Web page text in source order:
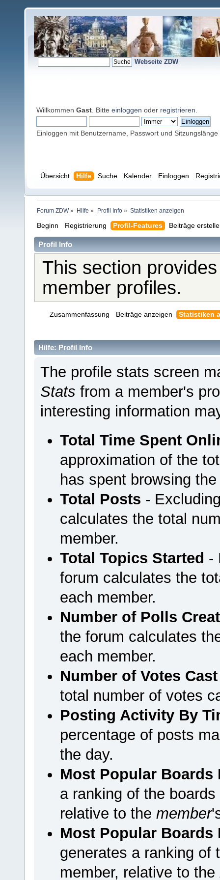
Webseite ZDW
Willkommen Gast . Bitte einloggen oder registrieren
Einloggen mit Benutzername, Passwort und Sitzungslänge
Übersicht Hilfe Suche Kalender Einloggen
Forum ZDW» Hilfe » Profil Info» Statistiken anzeigen
Beginn Registrierung Profil-Features Beiträge
Profil Info
This section
member profiles.
Zusammenfassung Beiträge anzeigen Statistiken
Hilfe: Profil Info
The profile stats screen
Stats from a member's
interesting information
Total Time Spent
approximation of the
has spent browsing
Total Posts -
calculates the total
member.
Total Topics Started -
forum calculates the
each member.
Number of Polls
the forum calculates
each member.
Number of Votes Cast
total number of votes
Posting Activity By
percentage of posts
the day.
Most Popular Boards
a ranking of the
relative to the member
Most Popular Boards
generates a ranking of
member, relative to the